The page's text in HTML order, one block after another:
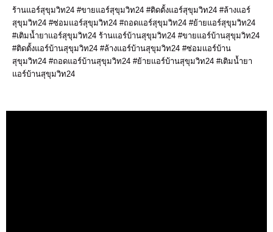
ร้านแอร์สุขุมวิท24 #ขายแอร์สุขุมวิท24 #ติดตั้งแอร์สุขุมวิท24 #ล้างแอร์
สุขุมวิท24 #ซ่อมแอร์สุขุมวิท24 #ถอดแอร์สุขุมวิท24 #ย้ายแอร์สุขุมวิท24
#เติมน้ำยาแอร์สุขุมวิท24 ร้านแอร์บ้านสุขุมวิท24 #ขายแอร์บ้านสุขุมวิท24
#ติดตั้งแอร์บ้านสุขุมวิท24 #ล้างแอร์บ้านสุขุมวิท24 #ซ่อมแอร์บ้าน
สุขุมวิท24 #ถอดแอร์บ้านสุขุมวิท24 #ย้ายแอร์บ้านสุขุมวิท24 #เติมน้ำยา
แอร์บ้านสุขุมวิท24